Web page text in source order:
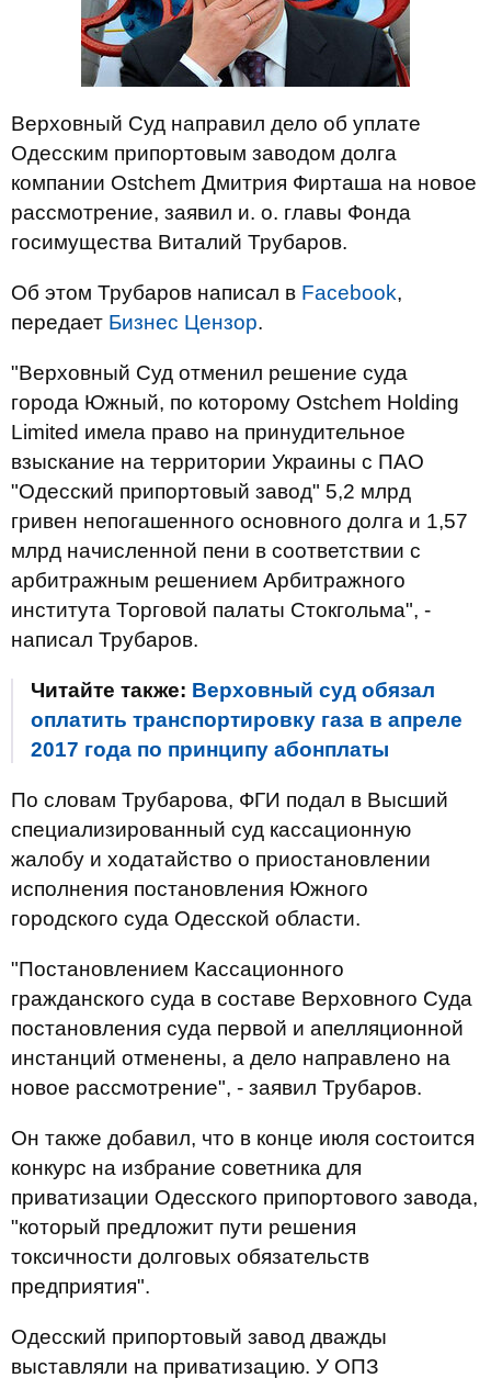
Верховный Суд направил дело об уплате
Одесским припортовым заводом долга
компании Ostchem Дмитрия Фирташа на новое
рассмотрение, заявил и. о. главы Фонда
госимущества Виталий Трубаров.
Об этом Трубаров написал в Facebook,
передает Бизнес Цензор.
"Верховный Суд отменил решение суда
города Южный, по которому Ostchem Holding
Limited имела право на принудительное
взыскание на территории Украины с ПАО
"Одесский припортовый завод" 5,2 млрд
гривен непогашенного основного долга и 1,57
млрд начисленной пени в соответствии с
арбитражным решением Арбитражного
института Торговой палаты Стокгольма", -
написал Трубаров.
Читайте также: Верховный суд обязал
оплатить транспортировку газа в апреле
2017 года по принципу абонплаты
По словам Трубарова, ФГИ подал в Высший
специализированный суд кассационную
жалобу и ходатайство о приостановлении
исполнения постановления Южного
городского суда Одесской области.
"Постановлением Кассационного
гражданского суда в составе Верховного Суда
постановления суда первой и апелляционной
инстанций отменены, а дело направлено на
новое рассмотрение", - заявил Трубаров.
Он также добавил, что в конце июля состоится
конкурс на избрание советника для
приватизации Одесского припортового завода,
"который предложит пути решения
токсичности долговых обязательств
предприятия".
Одесский припортовый завод дважды
выставляли на приватизацию. У ОПЗ